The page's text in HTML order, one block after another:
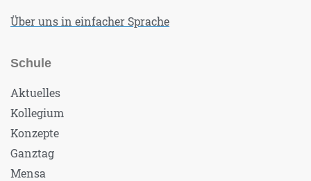
Über uns in einfacher Sprache
Schule
Aktuelles
Kollegium
Konzepte
Ganztag
Mensa